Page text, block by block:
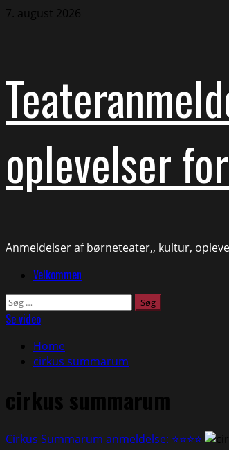
Skip
7. august 2026
oplevelser
Anmeldelser af børneteater,, kultur,
PrimaryVelkommen
Søg
efter:
Se video
Home
cirkus summarum
cirkus summarum
Cirkus Summarum anmeldelse: ⭐⭐⭐⭐